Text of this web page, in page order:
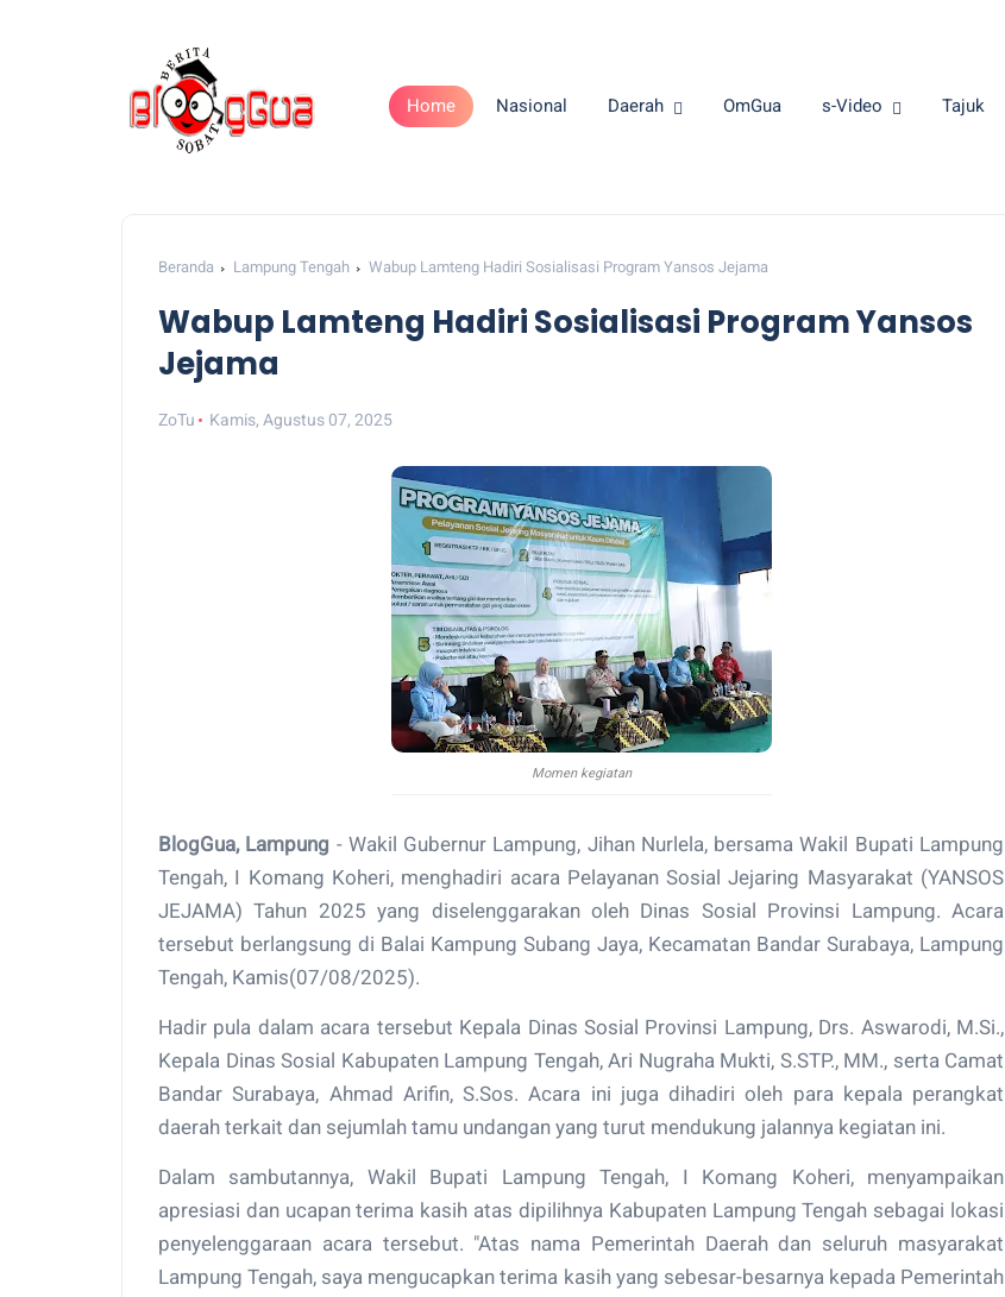
Home Nasional Daerah OmGua s-Video Tajuk
Beranda Lampung Tengah Wabup Lamteng Hadiri Sosialisasi Program Yansos Jejama
Wabup Lamteng Hadiri Sosialisasi Program Yansos
Jejama
ZoTu Kamis, Agustus 07, 2025
Momen kegiatan
BlogGua, Lampung - Wakil Gubernur Lampung, Jihan Nurlela, bersama Wakil Bupati Lampung
Tengah, I Komang Koheri, menghadiri acara Pelayanan Sosial Jejaring Masyarakat (YANSOS
JEJAMA) Tahun 2025 yang diselenggarakan oleh Dinas Sosial Provinsi Lampung. Acara
tersebut berlangsung di Balai Kampung Subang Jaya, Kecamatan Bandar Surabaya, Lampung
Tengah, Kamis(07/08/2025).
Hadir pula dalam acara tersebut Kepala Dinas Sosial Provinsi Lampung, Drs. Aswarodi, M.Si.,
Kepala Dinas Sosial Kabupaten Lampung Tengah, Ari Nugraha Mukti, S.STP., MM., serta Camat
Bandar Surabaya, Ahmad Arifin, S.Sos. Acara ini juga dihadiri oleh para kepala perangkat
daerah terkait dan sejumlah tamu undangan yang turut mendukung jalannya kegiatan ini.
Dalam sambutannya, Wakil Bupati Lampung Tengah, I Komang Koheri, menyampaikan
apresiasi dan ucapan terima kasih atas dipilihnya Kabupaten Lampung Tengah sebagai lokasi
penyelenggaraan acara tersebut. "Atas nama Pemerintah Daerah dan seluruh masyarakat
Lampung Tengah, saya mengucapkan terima kasih yang sebesar-besarnya kepada Pemerintah